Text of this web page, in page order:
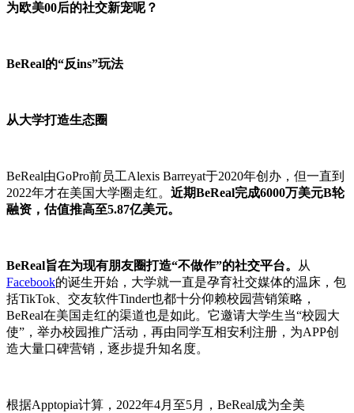
为欧美00后的社交新宠呢？
BeReal的“反ins”玩法
从大学打造生态圈
BeReal由GoPro前员工Alexis Barreyat于2020年创办，但一直到
2022年才在美国大学圈走红。 近期BeReal完成6000万美元B轮
融资，估值推高至5.87亿美元。
BeReal旨在为现有朋友圈打造“不做作”的社交平台。
从
Facebook的诞生开始，大学就一直是孕育社交媒体的温床，包
括TikTok、交友软件Tinder也都十分仰赖校园营销策略，
BeReal在美国走红的渠道也是如此。它邀请大学生当“校园大
使”，举办校园推广活动，再由同学互相安利注册，为APP创
造大量口碑营销，逐步提升知名度。
根据Apptopia计算，2022年4月至5月，BeReal成为全美